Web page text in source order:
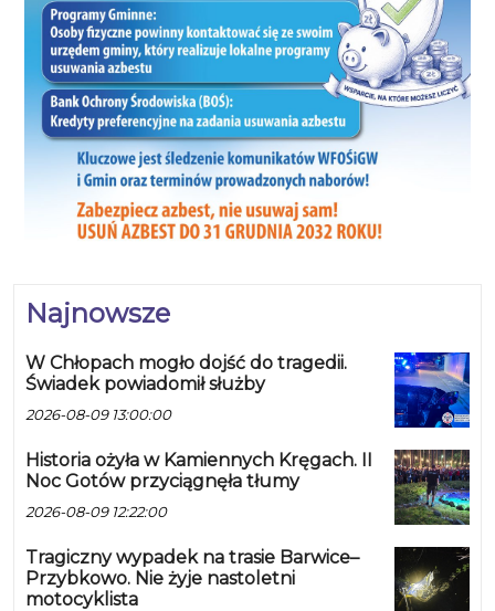
Najnowsze
W Chłopach mogło dojść do tragedii.
Świadek powiadomił służby
2026-08-09 13:00:00
Historia ożyła w Kamiennych Kręgach. II
Noc Gotów przyciągnęła tłumy
2026-08-09 12:22:00
Tragiczny wypadek na trasie Barwice–
Przybkowo. Nie żyje nastoletni
motocyklista